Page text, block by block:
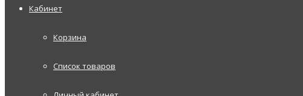
Кабинет
Корзина
Список товаров